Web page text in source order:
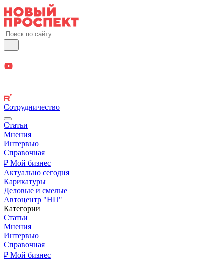
Сотрудничество
Статьи
Мнения
Интервью
Справочная
₽ Мой бизнес
Актуально сегодня
Карикатуры
Деловые и смелые
Автоцентр "НП"
Категории
Статьи
Мнения
Интервью
Справочная
₽ Мой бизнес